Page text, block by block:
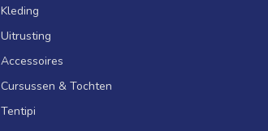
Kleding
Uitrusting
Accessoires
Cursussen & Tochten
Tentipi